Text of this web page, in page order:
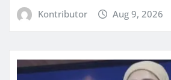
Kontributor Aug 9, 2026